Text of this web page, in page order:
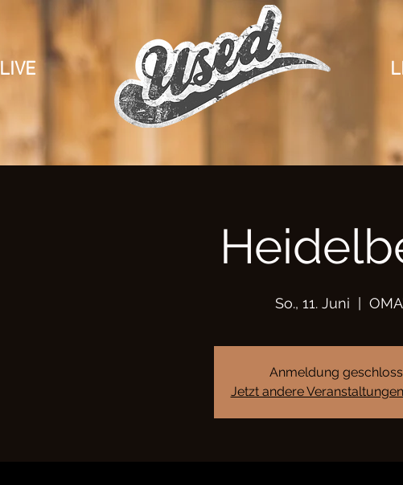
LIVE
So., 11. Juni
Anmeldung
Jetzt andere